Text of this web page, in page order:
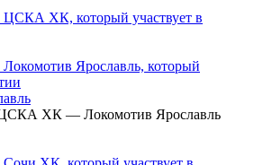
ХК — Локомотив Ярославль